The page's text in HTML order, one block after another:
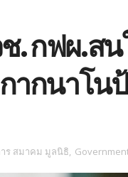
. กฟผ.สน
ากนาโน
ร สมาคม มูลนิธิ,